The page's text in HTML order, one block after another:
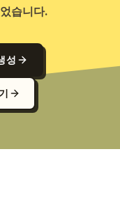
습니다.
성